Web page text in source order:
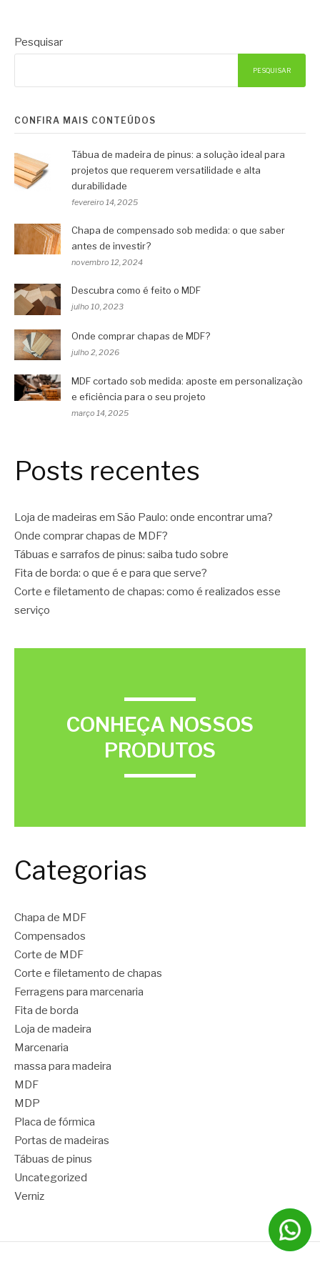
Pesquisar
PESQUISAR
CONFIRA MAIS CONTEÚDOS
Tábua de madeira de pinus: a solução ideal para
projetos que requerem versatilidade e alta
durabilidade
fevereiro 14, 2025
Chapa de compensado sob medida: o que saber
antes de investir?
novembro 12, 2024
Descubra como é feito o MDF
julho 10, 2023
Onde comprar chapas de MDF?
julho 2, 2026
MDF cortado sob medida: aposte em personalização
e eficiência para o seu projeto
março 14, 2025
Posts recentes
Loja de madeiras em São Paulo: onde encontrar uma?
Onde comprar chapas de MDF?
Tábuas e sarrafos de pinus: saiba tudo sobre
Fita de borda: o que é e para que serve?
Corte e filetamento de chapas: como é realizados esse
serviço
CONHEÇA NOSSOS
PRODUTOS
Categorias
Chapa de MDF
Compensados
Corte de MDF
Corte e filetamento de chapas
Ferragens para marcenaria
Fita de borda
Loja de madeira
Marcenaria
massa para madeira
MDF
MDP
Placa de fórmica
Portas de madeiras
Tábuas de pinus
Uncategorized
Verniz